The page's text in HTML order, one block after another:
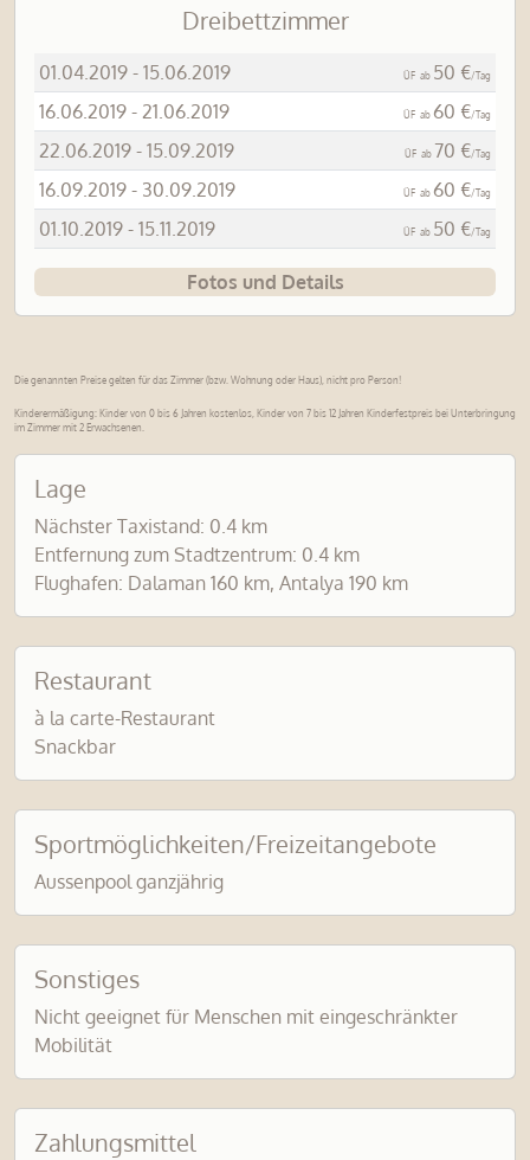
Dreibettzimmer
01.04.2019 - 15.06.2019 ÜF ab 50 €/Tag
16.06.2019 - 21.06.2019 ÜF ab 60 €/Tag
22.06.2019 - 15.09.2019 ÜF ab 70 €/Tag
16.09.2019 - 30.09.2019 ÜF ab 60 €/Tag
01.10.2019 - 15.11.2019 ÜF ab 50 €/Tag
Fotos und Details
Die genannten Preise gelten für das Zimmer (bzw. Wohnung oder Haus), nicht pro Person!
Kinderermäßigung: Kinder von 0 bis 6 Jahren kostenlos, Kinder von 7 bis 12 Jahren Kinderfestpreis bei Unterbringung
im Zimmer mit 2 Erwachsenen.
Lage
Nächster Taxistand: 0.4 km
Entfernung zum Stadtzentrum: 0.4 km
Flughafen: Dalaman 160 km, Antalya 190 km
Restaurant
à la carte-Restaurant
Snackbar
Sportmöglichkeiten/Freizeitangebote
Aussenpool ganzjährig
Sonstiges
Nicht geeignet für Menschen mit eingeschränkter
Mobilität
Zahlungsmittel